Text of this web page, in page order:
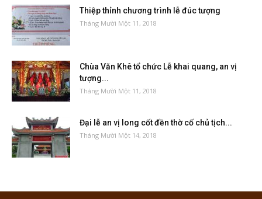
Thiệp thỉnh chương trình lễ đúc tượng
Tháng Mười Một 11, 2018
Chùa Văn Khê tổ chức Lễ khai quang, an vị
tượng...
Tháng Mười Một 11, 2018
Đại lễ an vị long cốt đền thờ cố chủ tịch...
Tháng Mười Một 14, 2018